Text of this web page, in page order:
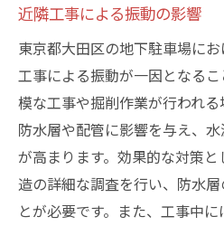
近隣工事による振動の影響
東京都大田区の地下駐車場に
工事による振動が一因となる
模な工事や掘削作業が行われ
防水層や配管に影響を与え、
が高まります。効果的な対策
造の詳細な調査を行い、防水
とが必要です。また、工事中